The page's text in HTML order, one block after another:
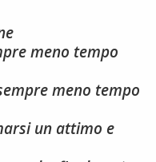
meno tempo
meno tempo
un attimo e